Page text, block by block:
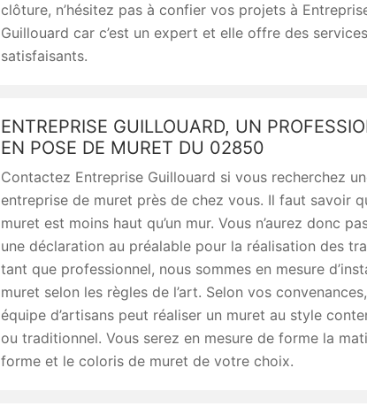
clôture, n’hésitez pas à confier vos projets à
Guillouard car c’est un expert et elle offre des services
satisfaisants.
ENTREPRISE GUILLOUARD, UN
EN POSE DE MURET DU 02850
Contactez Entreprise Guillouard si vous recherchez
entreprise de muret près de chez vous. Il faut savoir
muret est moins haut qu’un mur. Vous n’aurez donc
une déclaration au préalable pour la réalisation des
tant que professionnel, nous sommes en mesure
muret selon les règles de l’art. Selon vos
équipe d’artisans peut réaliser un muret au style
ou traditionnel. Vous serez en mesure de forme la
forme et le coloris de muret de votre choix.